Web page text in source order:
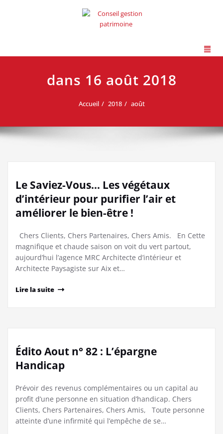
dans 16 août 2018
Accueil 2018 août
Le Saviez-Vous… Les végétaux
d’intérieur pour purifier l’air et
améliorer le bien-être !
Chers Clients, Chers Partenaires, Chers Amis. En Cette
magnifique et chaude saison on voit du vert partout,
aujourd’hui l’agence MRC Architecte d’intérieur et
Architecte Paysagiste sur Aix et…
Lire la suite
Édito Aout n° 82 : L’épargne
Handicap
Prévoir des revenus complémentaires ou un capital au
profit d’une personne en situation d’handicap. Chers
Clients, Chers Partenaires, Chers Amis, Toute personne
atteinte d’une infirmité qui l’empêche de se…